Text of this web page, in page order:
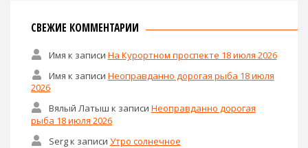
СВЕЖИЕ КОММЕНТАРИИ
Имя к записи На Курортном проспекте 18 июля 2026
Имя к записи Неоправданно дорогая рыба 18 июля
2026
Вялый Латыш к записи Неоправданно дорогая
рыба 18 июля 2026
Sergк записи Утро солнечное